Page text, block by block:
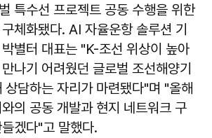
특수선 프로젝트 공동 수행을 위한
체화됐다. AI 자율운항 솔루션 기
별터 대표는 "K-조선 위상이 높아
나기 어려웠던 글로벌 조선해양기
상담하는 자리가 마련됐다"며 "올해
의 공동 개발과 현지 네트워크 구
겠다"고 말했다.